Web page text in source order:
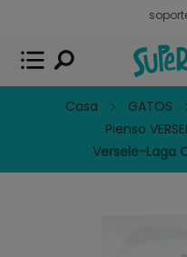
Casa GATOS
Pienso
Versele-Laga
Superpet,
APP GRATIS - En